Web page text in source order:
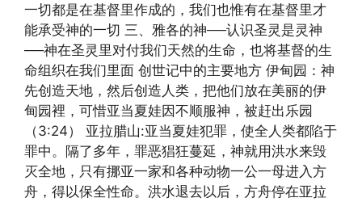
一切都是在基督里作成的，我们也惟有在基督里才
能承受神的一切 三、雅各的神──认识圣灵是灵神
──神在圣灵里对付我们天然的生命，也将基督的生
命组织在我们里面 创世记中的主要地方 伊甸园：神
先创造天地，然后创造人类，把他们放在美丽的伊
甸园裡，可惜亚当夏娃因不顺服神，被赶出乐园
（3:24） 亚拉腊山:亚当夏娃犯罪，使全人类都陷于
罪中。隔了多年，罪恶猖狂蔓延，神就用洪水来毁
灭全地，只有挪亚一家和各种动物一公一母进入方
舟，得以保全性命。洪水退去以后，方舟停在亚拉